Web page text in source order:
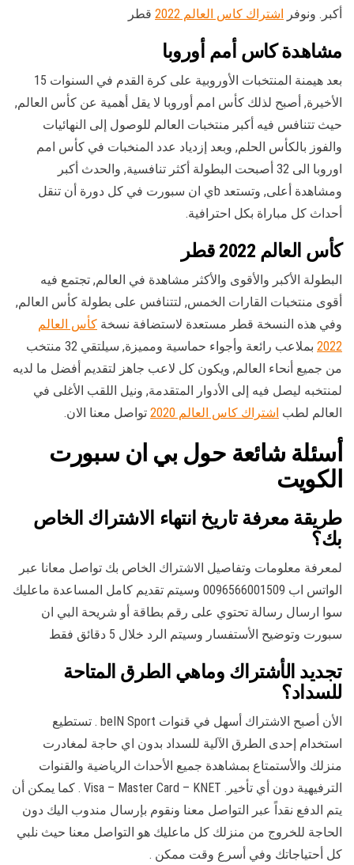
أكبر. ونوفر اشتراك كاس العالم 2022 قطر
مشاهدة كاس أمم أوروبا
بعد هيمنة المنتخبات الأوروبية على كرة القدم في السنوات 15
الأخيرة, أصبح لذلك كأس امم أوروبا لا يقل أهمية عن كأس العالم,
حيث تتنافس فيه أكبر منتخبات العالم للوصول إلى النهائيات
والفوز بالكأس الحلم, وبعد إزدياد عدد المنخبات في كأس امم
اوروبا الى 32 أصبحت البطولة أكثر تنافسية, والحدث أكبر
ومشاهدة أعلى, وتستعد bي ان سبورت في كل دورة أن تنقل
أحداث كل مباراة بكل احترافية.
كأس العالم 2022 قطر
البطولة الأكبر والأقوى والأكثر مشاهدة في العالم, تجتمع فيه
أقوى منتخبات القارات الخمس, لتتنافس على بطولة كأس العالم,
وفي هذه النسخة قطر مستعدة لاستضافة نسخة كأس العالم
2022
بملاعب رائعة وأجواء حماسية ومميزة, سيلتقي 32 منتخب
من جميع أنحاء العالم, ويكون كل لاعب جاهز لتقديم أفضل ما لديه
لمنتخبه ليصل فيه إلى الأدوار المتقدمة, ونيل اللقب الأغلى في
العالم لطب اشتراك كاس العالم 2020 تواصل معنا الان.
أسئلة شائعة حول بي ان سبورت
الكويت
طريقة معرفة تاريخ انتهاء الاشتراك الخاص
بك؟
لمعرفة معلومات وتفاصيل الاشتراك الخاص بك تواصل معانا عبر
الواتس اب 0096566001509 وسيتم تقديم كامل المساعدة ماعليك
سوا ارسال رسالة تحتوي على رقم بطاقة أو شريحة البي ان
سبورت وتوضيح الأستفسار وسيتم الرد خلال 5 دقائق فقط
تجديد الأشتراك وماهي الطرق المتاحة
للسداد؟
الأن أصبح الاشتراك أسهل في قنوات beIN Sport . تستطيع
استخدام إحدى الطرق الآلية للسداد بدون اي حاجة لمغادرت
منزلك والأستمتاع بمشاهدة جميع الأحداث الرياضية والقنوات
الترفيهية دون أي تأخير. Visa – Master Card – KNET . كما يمكن أن
يتم الدفع نقداً عبر التواصل معنا ونقوم بإرسال مندوب اليك دون
الحاجة للخروج من منزلك كل ماعليك هو التواصل معنا حيث نلبي
كل أحتياجاتك وفي أسرع وقت ممكن .